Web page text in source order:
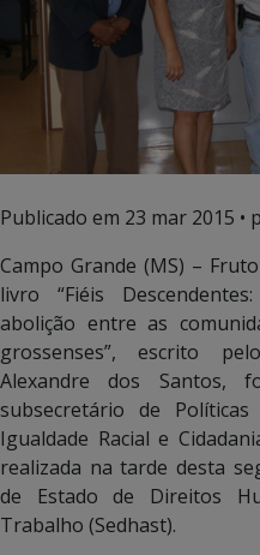
Publicado em 23 mar 2015 •
Campo Grande (MS) –
livro “Fiéis
abolição entre as
grossenses”, escrito
Alexandre dos Santos,
subsecretário de
Igualdade Racial e
realizada na tarde desta
de Estado de Direitos
Trabalho (Sedhast).